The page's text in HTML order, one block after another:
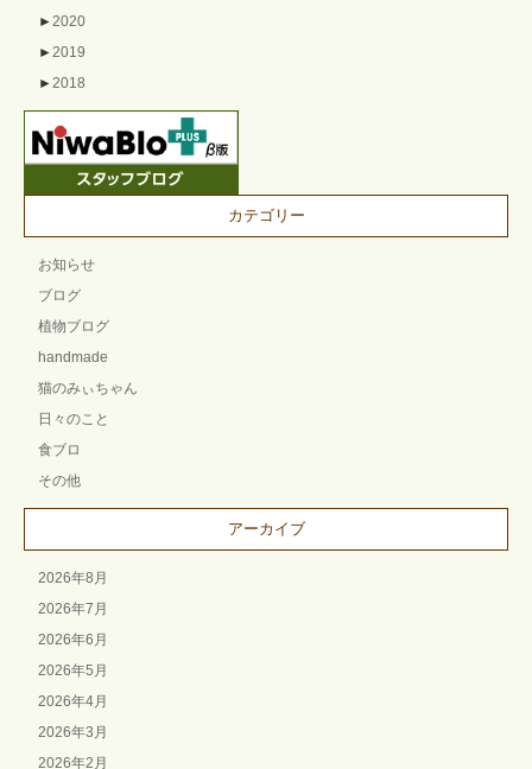
►2020
►2019
►2018
カテゴリー
お知らせ
ブログ
植物ブログ
handmade
猫のみぃちゃん
日々のこと
食ブロ
その他
アーカイブ
2026年8月
2026年7月
2026年6月
2026年5月
2026年4月
2026年3月
2026年2月